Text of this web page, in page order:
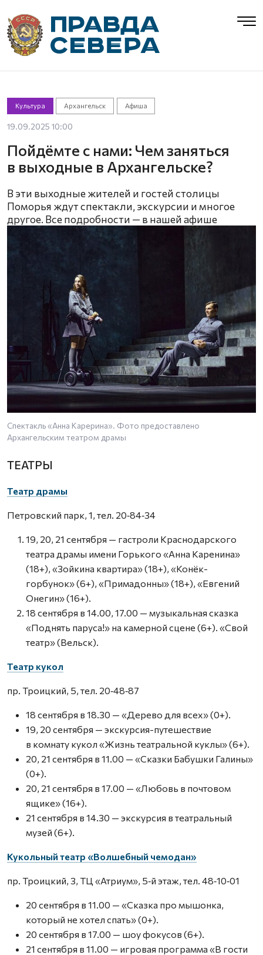
Культура Архангельск Афиша
19.09.2025 10:00
Пойдёмте с нами: Чем заняться
в выходные в Архангельске?
В эти выходные жителей и гостей столицы
Поморья ждут спектакли, экскурсии и многое
другое. Все подробности — в нашей афише
Спектакль «Анна Карерина». Фото предоставлено
Архангельским театром драмы
ТЕАТРЫ
Театр драмы
Петровский парк, 1, тел. 20‑84‑34
19, 20, 21 сентября — гастроли Краснодарского
театра драмы имени Горького «Анна Каренина»
(18+), «Зойкина квартира» (18+), «Конёк-
горбунок» (6+), «Примадонны» (18+), «Евгений
Онегин» (16+).
18 сентября в 14.00, 17.00 — музыкальная сказка
«Поднять паруса!» на камерной сцене (6+). «Свой
театр» (Вельск).
Театр кукол
пр. Троицкий, 5, тел. 20‑48‑87
18 сентября в 18.30 — «Дерево для всех» (0+).
19, 20 сентября — экскурсия-путешествие
в комнату кукол «Жизнь теат­ральной куклы» (6+).
20, 21 сентября в 11.00 — «Сказки Бабушки Галины»
(0+).
20, 21 сентября в 17.00 — «Любовь в почтовом
ящике» (16+).
21 сентября в 14.30 — экскурсия в театральный
музей (6+).
Кукольный театр «Волшебный чемодан»
пр. Троицкий, 3, ТЦ «Атриум», 5‑й этаж, тел. 48‑10‑01
20 сентября в 11.00 — «Сказка про мышонка,
который не хотел спать» (0+).
20 сентября в 17.00 — шоу фокусов (6+).
21 сентября в 11.00 — игровая программа «В гости